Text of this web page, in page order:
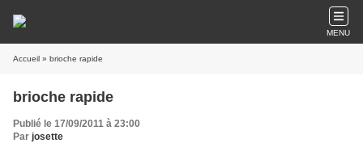
MENU
Accueil » brioche rapide
brioche rapide
Publié le 17/09/2011 à 23:00
Par josette